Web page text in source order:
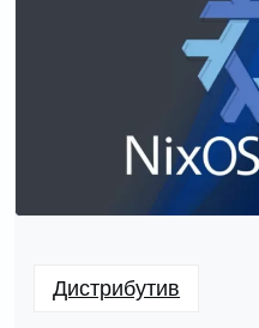
Дистрибутив